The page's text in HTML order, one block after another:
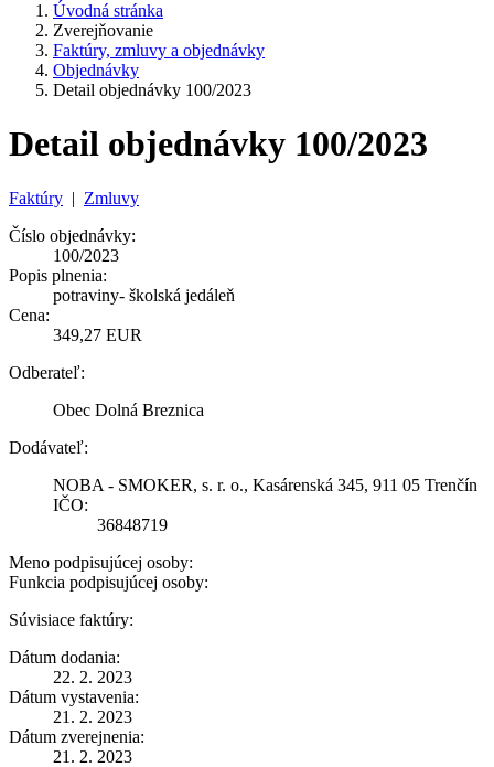
Úvodná stránka
Zverejňovanie
Faktúry, zmluvy a objednávky
Objednávky
Detail objednávky 100/2023
Detail objednávky 100/2023
Faktúry | Zmluvy
Číslo objednávky:
100/2023
Popis plnenia:
potraviny- školská jedáleň
Cena:
349,27 EUR
Odberateľ:
Obec Dolná Breznica
Dodávateľ:
NOBA - SMOKER, s. r. o., Kasárenská 345, 911 05 Trenčín
IČO:
36848719
Meno podpisujúcej osoby:
Funkcia podpisujúcej osoby:
Súvisiace faktúry:
Dátum dodania:
22. 2. 2023
Dátum vystavenia:
21. 2. 2023
Dátum zverejnenia:
21. 2. 2023